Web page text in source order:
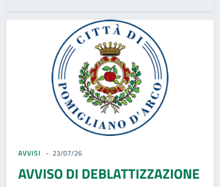
AVVISI 23/07/26
AVVISO DI DEBLATTIZZAZIONE